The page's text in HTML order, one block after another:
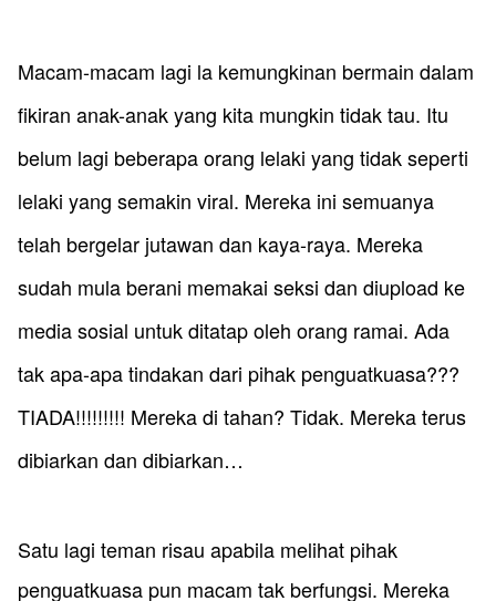
Macam-macam lagi la kemungkinan bermain dalam
fikiran anak-anak yang kita mungkin tidak tau. Itu
belum lagi beberapa orang lelaki yang tidak seperti
lelaki yang semakin viral. Mereka ini semuanya
telah bergelar jutawan dan kaya-raya. Mereka
sudah mula berani memakai seksi dan diupload ke
media sosial untuk ditatap oleh orang ramai. Ada
tak apa-apa tindakan dari pihak penguatkuasa???
TIADA!!!!!!!!! Mereka di tahan? Tidak. Mereka terus
dibiarkan dan dibiarkan…
Satu lagi teman risau apabila melihat pihak
penguatkuasa pun macam tak berfungsi. Mereka